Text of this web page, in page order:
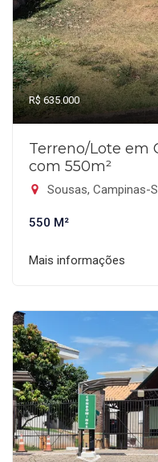
R$ 635.000
Terreno/Lote em
com 550m²
Sousas, Campinas-
550 M²
Mais informações